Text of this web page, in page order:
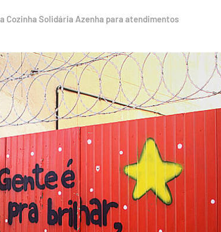
Cozinha Solidária Azenha para atendimentos